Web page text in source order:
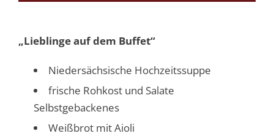
„Lieblinge auf dem Buffet“
Niedersächsische Hochzeitssuppe
frische Rohkost und Salate
Selbstgebackenes
Weißbrot mit Aioli